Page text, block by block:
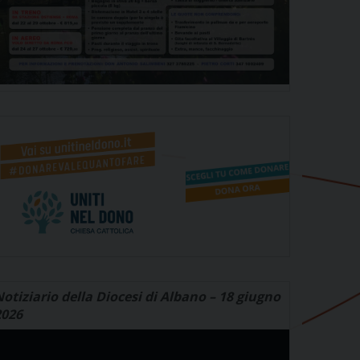
della Diocesi di Albano – 18 giugno